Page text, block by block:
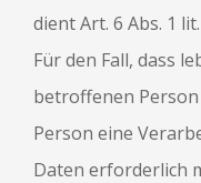
dient Art. 6 Abs. 1
Für den Fall, dass
betroffenen
Person eine
Daten erforderlich